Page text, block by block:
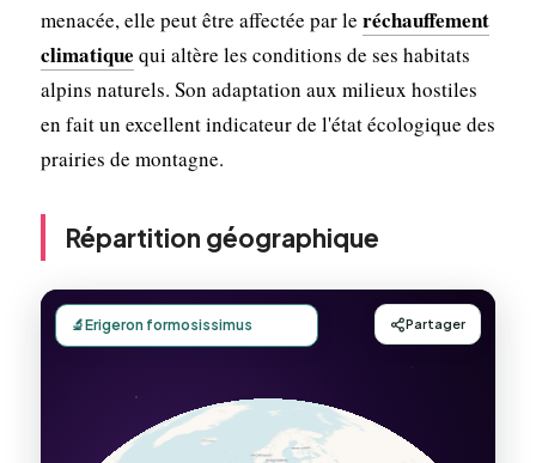
menacée, elle peut être affectée par le réchauffement
climatique qui altère les conditions de ses habitats
alpins naturels. Son adaptation aux milieux hostiles
en fait un excellent indicateur de l'état écologique des
prairies de montagne.
Répartition géographique